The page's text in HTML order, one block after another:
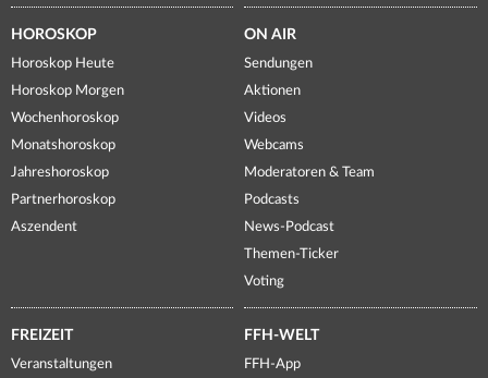
HOROSKOP
Horoskop Heute
Horoskop Morgen
Wochenhoroskop
Monatshoroskop
Jahreshoroskop
Partnerhoroskop
Aszendent
ON AIR
Sendungen
Aktionen
Videos
Webcams
Moderatoren & Team
Podcasts
News-Podcast
Themen-Ticker
Voting
FREIZEIT
Veranstaltungen
FFH-WELT
FFH-App